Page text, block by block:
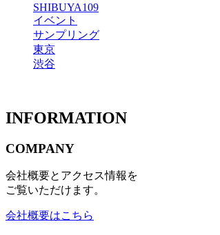
SHIBUYA109
イベント
サンプリング
東京
渋谷
INFORMATION
COMPANY
会社概要とアクセス情報を
ご覧いただけます。
会社概要はこちら